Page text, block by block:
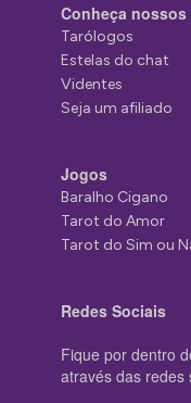
Conheça
Tarólogos
Estelas do chat
Videntes
Seja um afiliado
Jogos
Baralho Cigano
Tarot do Amor
Tarot do Sim ou
Redes Sociais
Fique por dentro
através das redes